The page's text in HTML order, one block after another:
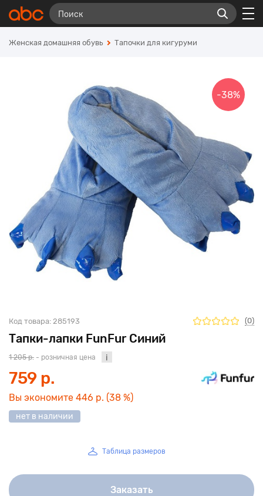
Женская домашняя обувь Тапочки для кигуруми
Тапки-лапки FunFur Синий
Код товара: 285193 (0)
-38%
1 205 р. - розничная цена
759 р.
Вы экономите 446 р. (38 %)
нет в наличии
Таблица размеров
Заказать